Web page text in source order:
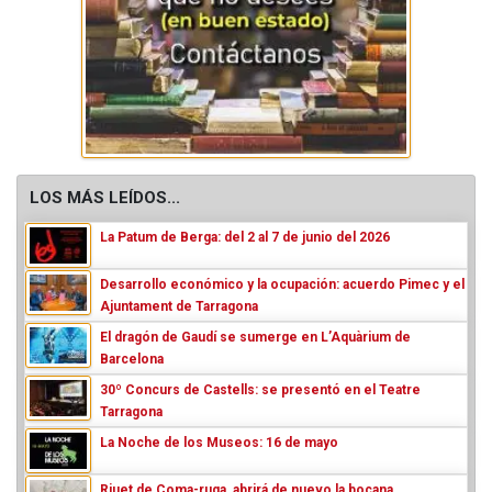
LOS MÁS LEÍDOS...
La Patum de Berga: del 2 al 7 de junio del 2026
Desarrollo económico y la ocupación: acuerdo Pimec y el
Ajuntament de Tarragona
El dragón de Gaudí se sumerge en L’Aquàrium de
Barcelona
30º Concurs de Castells: se presentó en el Teatre
Tarragona
La Noche de los Museos: 16 de mayo